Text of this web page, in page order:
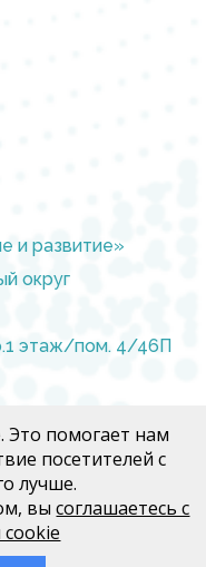
и развитие»
округ
этаж/пом. 4/46П
Это помогает нам
посетителей с
лучше.
высоглашаетесь с